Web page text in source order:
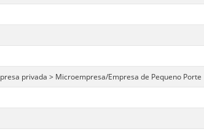
privada > Microempresa/Empresa de Pequeno Porte